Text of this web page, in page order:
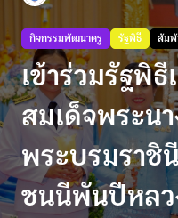
กิจกรรมพัฒนาครู รัฐพิธี สัม
เข้าร่วมรัฐพิ
สมเด็จพระน
พระบรมราชิ
ชนนีพันปีหล